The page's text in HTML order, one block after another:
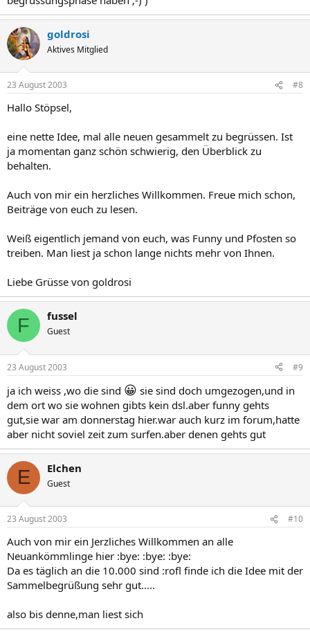
goldrosi
Aktives Mitglied
23 August 2003 #8
Hallo Stöpsel,
eine nette Idee, mal alle neuen gesammelt zu begrüssen. Ist
ja momentan ganz schön schwierig, den Überblick zu
behalten.
Auch von mir ein herzliches Willkommen. Freue mich schon,
Beiträge von euch zu lesen.
Weiß eigentlich jemand von euch, was Funny und Pfosten so
treiben. Man liest ja schon lange nichts mehr von Ihnen.
Liebe Grüsse von goldrosi
F fussel
Guest
23 August 2003 #9
ja ich weiss ,wo die sind 😀 sie sind doch umgezogen,und in
dem ort wo sie wohnen gibts kein dsl.aber funny gehts
gut,sie war am donnerstag hier.war auch kurz im forum,hatte
aber nicht soviel zeit zum surfen.aber denen gehts gut
E Elchen
Guest
23 August 2003 #10
Auch von mir ein Jerzliches Willkommen an alle
Neuankömmlinge hier :bye: :bye: :bye:
Da es täglich an die 10.000 sind :rofl finde ich die Idee mit der
Sammelbegrüßung sehr gut.....
also bis denne,man liest sich